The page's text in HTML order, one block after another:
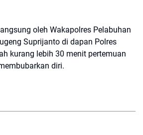
oleh Wakapolres Pelabuhan
Suprijanto di dapan Polres
kurang lebih 30 menit pertemuan
diri.